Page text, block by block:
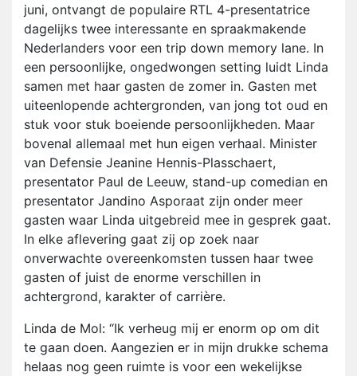
juni, ontvangt de populaire RTL 4-presentatrice
dagelijks twee interessante en spraakmakende
Nederlanders voor een trip down memory lane. In
een persoonlijke, ongedwongen setting luidt Linda
samen met haar gasten de zomer in. Gasten met
uiteenlopende achtergronden, van jong tot oud en
stuk voor stuk boeiende persoonlijkheden. Maar
bovenal allemaal met hun eigen verhaal. Minister
van Defensie Jeanine Hennis-Plasschaert,
presentator Paul de Leeuw, stand-up comedian en
presentator Jandino Asporaat zijn onder meer
gasten waar Linda uitgebreid mee in gesprek gaat.
In elke aflevering gaat zij op zoek naar
onverwachte overeenkomsten tussen haar twee
gasten of juist de enorme verschillen in
achtergrond, karakter of carrière.
Linda de Mol: “Ik verheug mij er enorm op om dit
te gaan doen. Aangezien er in mijn drukke schema
helaas nog geen ruimte is voor een wekelijkse